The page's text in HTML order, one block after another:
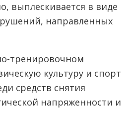
выплескивается в виде
направленных
тренировочном
культуру и спорт
средств снятия
напряженности и